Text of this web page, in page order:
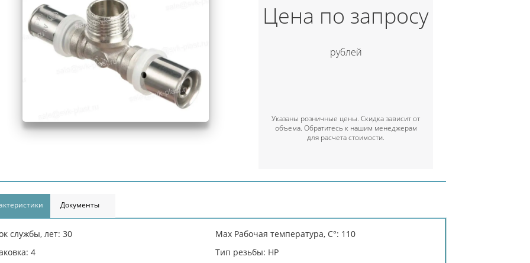
Цена по запросу
рублей
Указаны розничные цены. Скидка зависит от
объема. Обратитесь к нашим менеджерам
для расчета стоимости.
Документы
службы, лет: 30
4
Max Рабочая температура, C°: 110
Тип резьбы: НР